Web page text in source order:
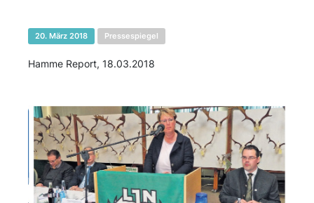
20. März 2018 Pressespiegel
Hamme Report, 18.03.2018